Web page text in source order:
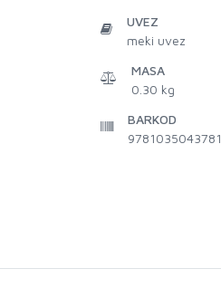
UVEZ
meki uvez
MASA
0.30 kg
BARKOD
9781035043781